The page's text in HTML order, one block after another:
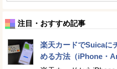
注目・おすすめ記事
楽天カードでSuicaに
める方法（iPhone・